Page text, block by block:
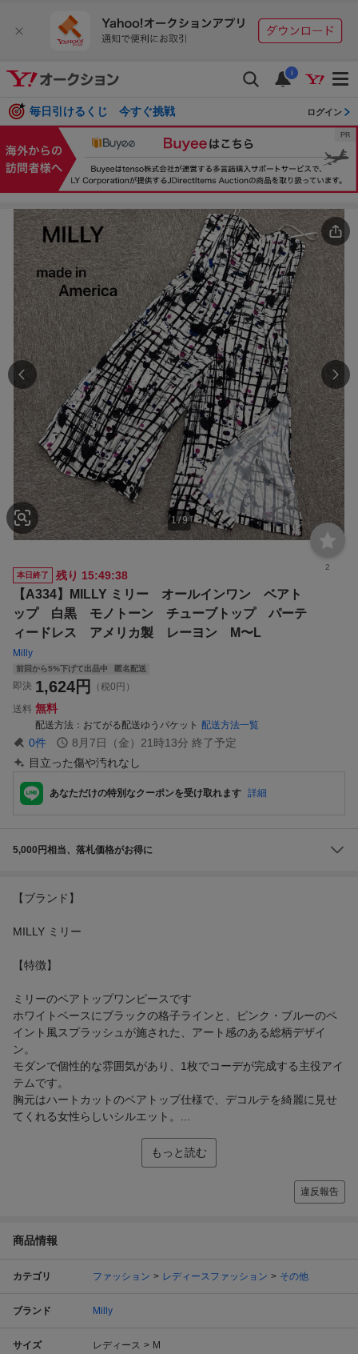
i
毎日引けるくじ 今すぐ挑戦 ログイン
1/9
2
本日終了
残り 15:49:37
【A334】MILLY ミリー オールインワン ベアト
ップ 白黒 モノトーン チューブトップ パーテ
ィードレス アメリカ製 レーヨン M〜L
Milly
前回から5%下げて出品中 匿名配送
即決 1,624円
（税0円）
送料 無料
配送方法 おてがる配送ゆうパケット 配送方法一覧
0件 8月7日（金）21時13分 終了予定
目立った傷や汚れなし
あなただけの特別なクーポンを受け取れます 詳細
5,000円相当、落札価格がお得に
【ブランド】
MILLY ミリー
【特徴】
ミリーのベアトップワンピースです
ホワイトベースにブラックの格子ラインと、ピンク・ブルーのペ
イント風スプラッシュが施された、アート感のある総柄デザイ
ン。
モダンで個性的な雰囲気があり、1枚でコーデが完成する主役アイ
テムです。
胸元はハートカットのベアトップ仕様で、デコルテを綺麗に見せ
てくれる女性らしいシルエット。...
もっと読む
違反報告
商品情報
カテゴリ ファッション レディースファッション その他
ブランド Milly
サイズ レディース M